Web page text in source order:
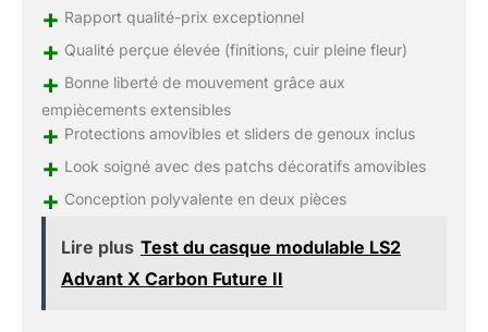
+ Rapport qualité-prix exceptionnel
+ Qualité perçue élevée (finitions, cuir pleine fleur)
+ Bonne liberté de mouvement grâce aux
empiècements extensibles
+ Protections amovibles et sliders de genoux inclus
+ Look soigné avec des patchs décoratifs amovibles
+ Conception polyvalente en deux pièces
Lire plus Test du casque modulable LS2
Advant X Carbon Future II